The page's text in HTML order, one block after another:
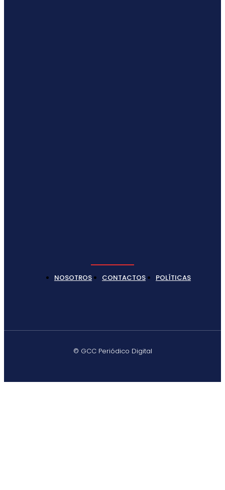
NOSOTROS CONTACTOS POLÍTICAS
© GCC Periódico Digital